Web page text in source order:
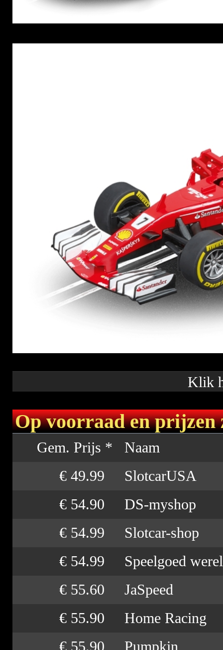
Klik
Op voorraad en prijzen
Gem. Prijs * Naam
€ 49.99 SlotcarUSA
€ 54.90 DS-myshop
€ 54.99 Slotcar-shop
€ 54.99 Speelgoed
€ 55.60 JaSpeed
€ 55.90 Home Racing
€ 55.90 Pumpkin